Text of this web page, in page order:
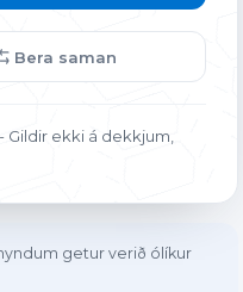
Bera saman
ekki á dekkjum,
getur verið ólíkur